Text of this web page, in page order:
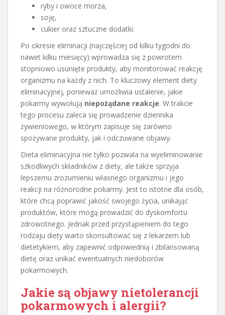
ryby i owoce morza,
soję,
cukier oraz sztuczne dodatki.
Po okresie eliminacji (najczęściej od kilku tygodni do
nawet kilku miesięcy) wprowadza się z powrotem
stopniowo usunięte produkty, aby monitorować reakcję
organizmu na każdy z nich. To kluczowy element diety
eliminacyjnej, ponieważ umożliwia ustalenie, jakie
pokarmy wywołują niepożądane reakcje. W trakcie
tego procesu zaleca się prowadzenie dziennika
żywieniowego, w którym zapisuje się zarówno
spożywane produkty, jak i odczuwane objawy.
Dieta eliminacyjna nie tylko pozwala na wyeliminowanie
szkodliwych składników z diety, ale także sprzyja
lepszemu zrozumieniu własnego organizmu i jego
reakcji na różnorodne pokarmy. Jest to istotne dla osób,
które chcą poprawić jakość swojego życia, unikając
produktów, które mogą prowadzić do dyskomfortu
zdrowotnego. Jednak przed przystąpieniem do tego
rodzaju diety warto skonsultować się z lekarzem lub
dietetykiem, aby zapewnić odpowiednią i zbilansowaną
dietę oraz unikać ewentualnych niedoborów
pokarmowych.
Jakie są objawy nietolerancji
pokarmowych i alergii?